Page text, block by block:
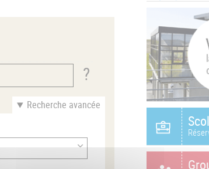
Recherche avancée